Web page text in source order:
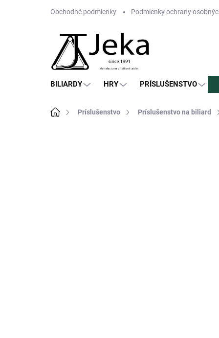
Obchodné podmienky Podmienky ochrany
BILIARDY HRY PRÍSLUŠENSTVO
DomovPríslušenstvo Príslušenstvo na biliard